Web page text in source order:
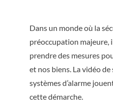
Dans un monde où la
préoccupation majeure,
prendre des mesures
et nos biens. La vidéo
systèmes d’alarme
cette démarche.